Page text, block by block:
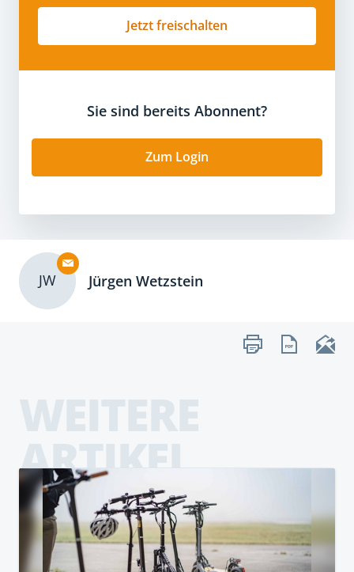
Jetzt freischalten
Sie sind bereits Abonnent?
Zum Login
JW Jürgen Wetzstein
ARTIKEL